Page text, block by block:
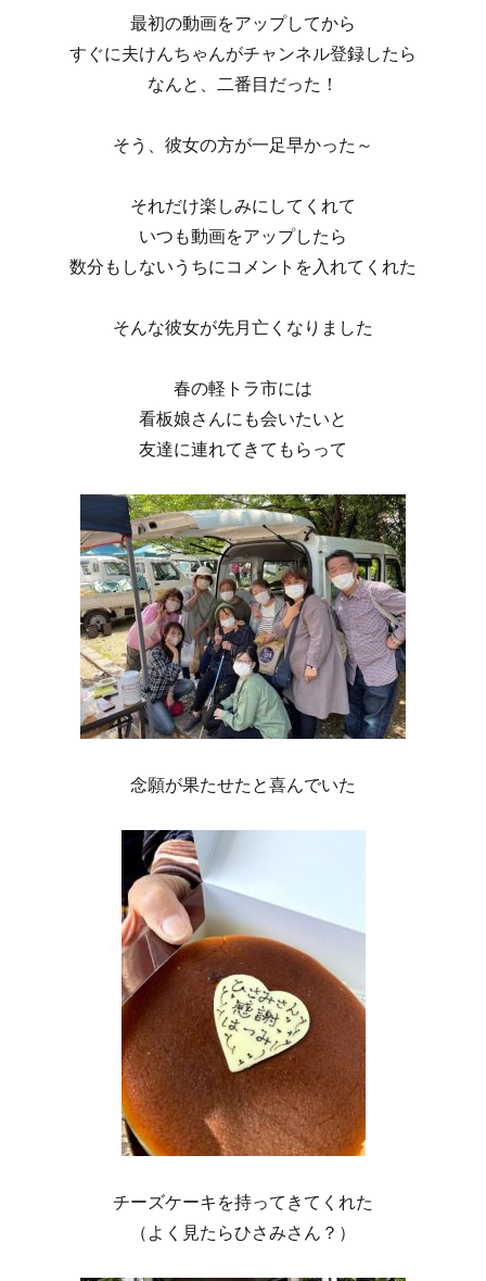
最初の動画をアップしてから
すぐに夫けんちゃんがチャンネル登録したら
なんと、二番目だった！
そう、彼女の方が一足早かった～
それだけ楽しみにしてくれて
いつも動画をアップしたら
数分もしないうちにコメントを入れてくれた
そんな彼女が先月亡くなりました
春の軽トラ市には
看板娘さんにも会いたいと
友達に連れてきてもらって
念願が果たせたと喜んでいた
チーズケーキを持ってきてくれた
（よく見たらひさみさん？）